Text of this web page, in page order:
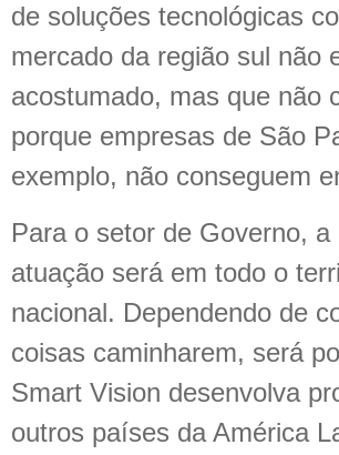
de soluções tecnológicas
mercado da região sul não
acostumado, mas que não
porque empresas de São
exemplo, não conseguem
Para o setor de Governo, a
atuação será em todo o
nacional. Dependendo de
coisas caminharem, será
Smart Vision desenvolva
outros países da América